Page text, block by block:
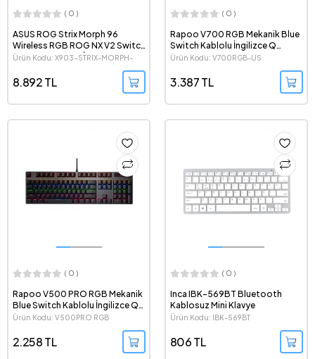
( 0 )
ASUS ROG Strix Morph 96
Wireless RGB ROG NX V2 Switch
Doubleshot ABS İngilizce Q
Ürün Kodu: X903-STRIX-MORPH-
8.892 TL
( 0 )
Rapoo V700 RGB Mekanik Blue
Switch Kablolu İngilizce Q
Oyuncu Klavyesi
Ürün Kodu: V700RGB-US
3.387 TL
( 0 )
Rapoo V500 PRO RGB Mekanik
Blue Switch Kablolu İngilizce Q
Oyuncu Klavyesi
Ürün Kodu: V500PRO RGB
2.258 TL
( 0 )
Inca IBK-569BT Bluetooth
Kablosuz Mini Klavye
Ürün Kodu: IBK-569BT
806 TL